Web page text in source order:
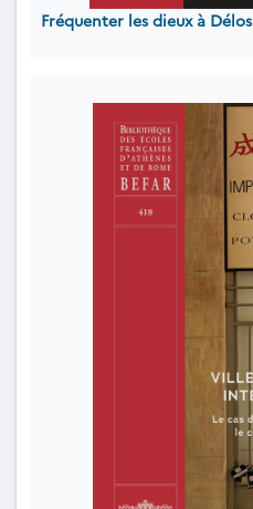
Fréquenter les dieux à Délos